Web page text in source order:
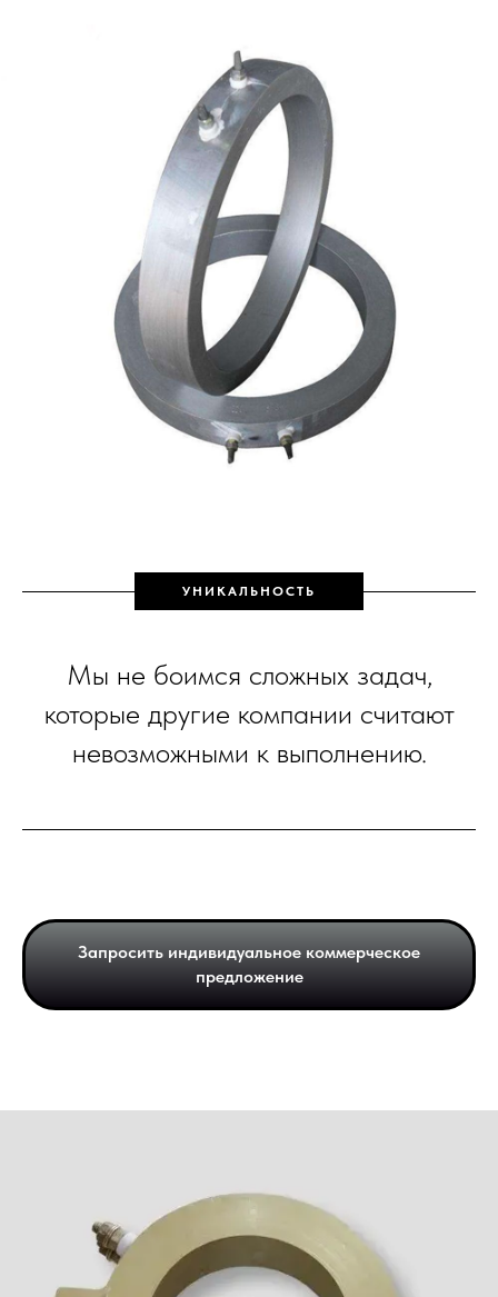
УНИКАЛЬНОСТЬ
Мы не боимся сложных задач,
которые другие компании считают
невозможными к выполнению.
Запросить индивидуальное коммерческое
предложение